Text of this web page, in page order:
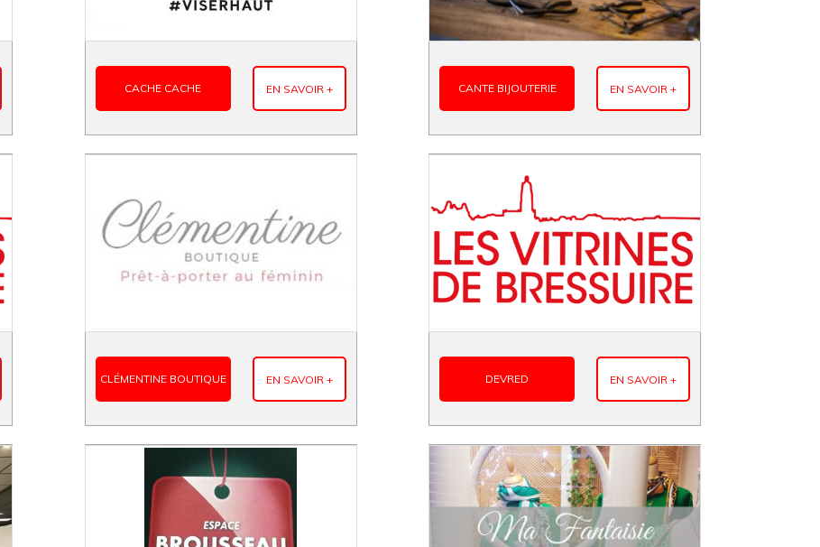
CACHE CACHE EN SAVOIR + CANTE BIJOUTERIE EN SAVOIR +
CLÉMENTINE BOUTIQUE EN SAVOIR + DEVRED EN SAVOIR +